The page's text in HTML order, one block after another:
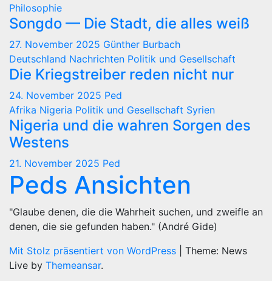
Philosophie
Songdo — Die Stadt, die alles weiß
27. November 2025 Günther Burbach
Deutschland Nachrichten Politik und Gesellschaft
Die Kriegstreiber reden nicht nur
24. November 2025 Ped
Afrika Nigeria Politik und Gesellschaft Syrien
Nigeria und die wahren Sorgen des
Westens
21. November 2025 Ped
Peds Ansichten
"Glaube denen, die die Wahrheit suchen, und zweifle an
denen, die sie gefunden haben." (André Gide)
Mit Stolz präsentiert von WordPress
Theme: News
Live by Themeansar.